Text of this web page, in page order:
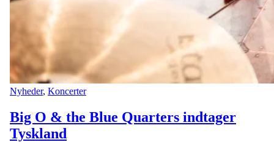
Nyheder, Koncerter
Big O & the Blue Quarters indtager
Tyskland